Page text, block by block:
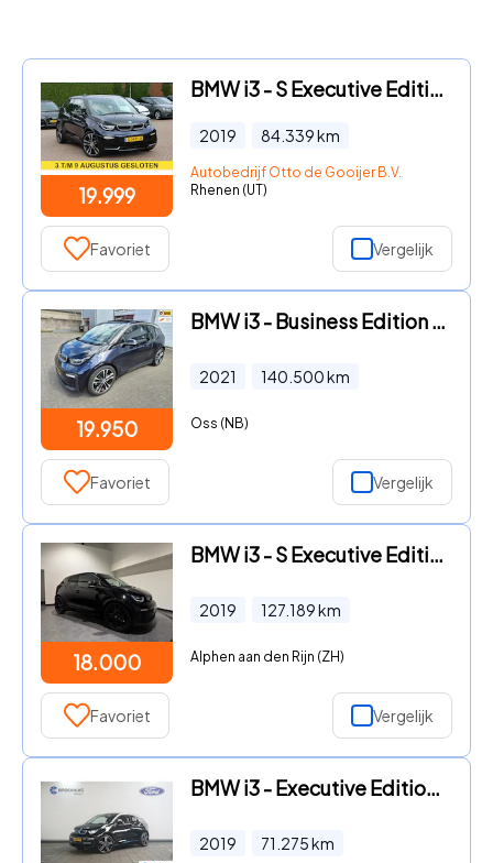
19.999
BMW i3 - S Executive Edition 120Ah 42 kWh / SoH 89, 4% / Camera / Car
2019 84.339km
Autobedrijf Otto de Gooijer B.V.
Rhenen (UT)
Favoriet Vergelijk
19.950
BMW i3 - Business Edition Plus 120Ah 42 kWh "As-Is"
2021 140.500km
Oss (NB)
Favoriet Vergelijk
18.000
BMW i3 - S Executive Edition 120Ah 42 kWh | SOH 86, 4% | Leer | Panor
2019 127.189km
Alphen aan den Rijn (ZH)
Favoriet Vergelijk
BMW i3 - Executive Edition 120Ah 42 kWh | 95% SoH | Navi Prof. | DAB
2019 71.275km